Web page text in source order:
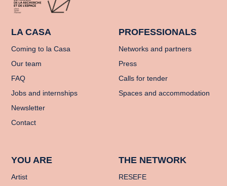
LA CASA
Coming to la Casa
Our team
FAQ
Jobs and internships
Newsletter
Contact
PROFESSIONALS
Networks and partners
Press
Calls for tender
Spaces and accommodation
YOU ARE
Artist
THE NETWORK
RESEFE